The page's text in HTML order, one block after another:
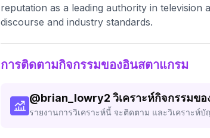
reputation as a leading authority in
discourse and industry standards.
การติดตามกิจกรรมของอินสตาแกรม
@brian_lowry2 วิเคราะห์กิจกรรมข
รายงานการวิเคราะห์นี้ จะติดตาม และวิเคราะห์